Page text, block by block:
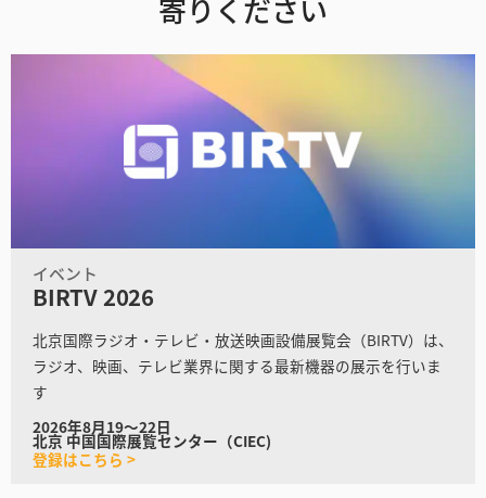
寄りください
イベント
BIRTV 2026
北京国際ラジオ・テレビ・放送映画設備展覧会（BIRTV）は、
ラジオ、映画、テレビ業界に関する最新機器の展示を行いま
す
2026年8月19〜22日
北京 中国国際展覧センター（CIEC)
登録はこちら >